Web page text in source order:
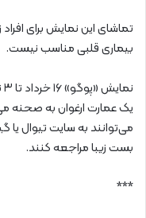
بیماری قلبی مناسب نیست.
یک عمارت ارغوان به صحنه
می‌توانند به سایت تیوال یا
بست زیبا مراجعه کنند.
***